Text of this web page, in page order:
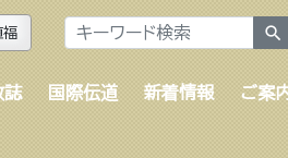
福 search
誌 国際伝道 新着情報 ご案